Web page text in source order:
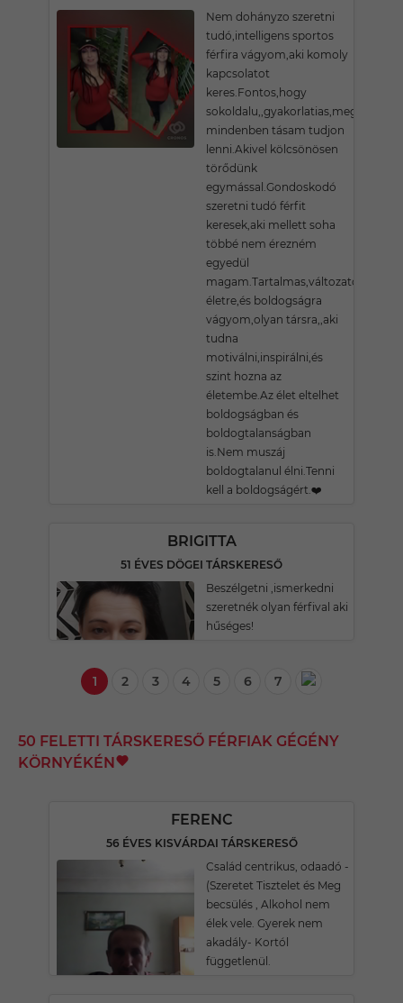
Nem dohányzo szeretni
tudó,intelligens sportos
férfira vágyom,aki komoly
kapcsolatot
keres.Fontos,hogy
sokoldalu,,gyakorlatias,megértő
mindenben tásam tudjon
lenni.Akivel kölcsönösen
törődünk
egymással.Gondoskodó
szeretni tudó férfit
keresek,aki mellett soha
többé nem érezném
egyedül
magam.Tartalmas,változatos
életre,és boldogságra
vágyom,olyan társra,,aki
tudna
motiválni,inspirálni,és
szint hozna az
életembe.Az élet eltelhet
boldogságban és
boldogtalanságban
is.Nem muszáj
boldogtalanul élni.Tenni
kell a boldogságért.❤️
BRIGITTA
51 ÉVES DÖGEI TÁRSKERESŐ
Beszélgetni ,ismerkedni
szeretnék olyan férfival aki
hűséges!
1 2 3 4 5 6 7
50 FELETTI TÁRSKERESŐ FÉRFIAK GÉGÉNY
KÖRNYÉKÉN
FERENC
56 ÉVES KISVÁRDAI TÁRSKERESŐ
Család centrikus, odaadó -
(Szeretet Tisztelet és Meg
becsülés , Alkohol nem
élek vele. Gyerek nem
akadály- Kortól
függetlenül.